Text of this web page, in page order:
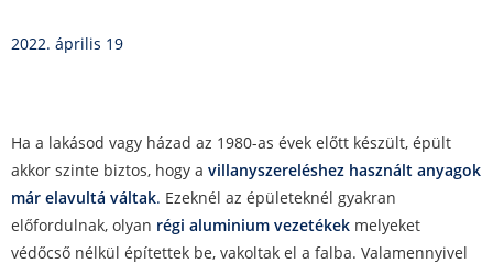
2022. április 19
Ha a lakásod vagy házad az 1980-as évek előtt készült, épült
akkor szinte biztos, hogy a villanyszereléshez használt anyagok
már elavultá váltak. Ezeknél az épületeknél gyakran
előfordulnak, olyan régi aluminium vezetékek melyeket
védőcső nélkül építettek be, vakoltak el a falba. Valamennyivel